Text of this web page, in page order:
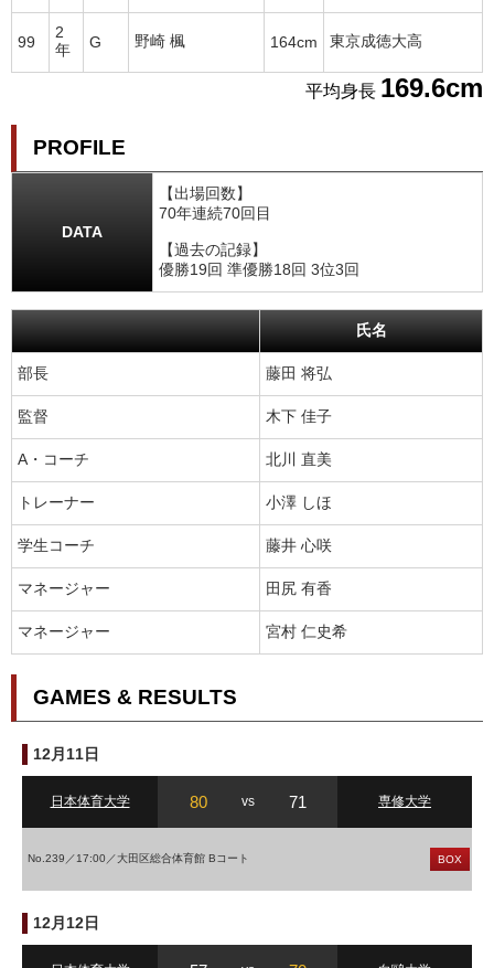
99
2
年
G 野崎 楓 164cm 東京成徳大高
平均身長 169.6cm
PROFILE
DATA
【出場回数】
70年連続70回目
【過去の記録】
優勝19回 準優勝18回 3位3回
氏名
部長 藤田 将弘
監督 木下 佳子
A・コーチ 北川 直美
トレーナー 小澤 しほ
学生コーチ 藤井 心咲
マネージャー 田尻 有香
マネージャー 宮村 仁史希
GAMES & RESULTS
12月11日
日本体育大学 80 vs 71 専修大学
No.239／17:00／大田区総合体育館 Bコート BOX
12月12日